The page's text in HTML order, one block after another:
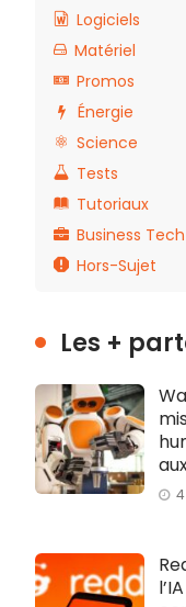
Logiciels
Matériel
Promos
Énergie
Science
Tests
Tutoriaux
Business Tech
Hors-Sujet
Les +